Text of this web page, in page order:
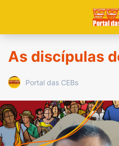
As discípulas
Portal das CEBs